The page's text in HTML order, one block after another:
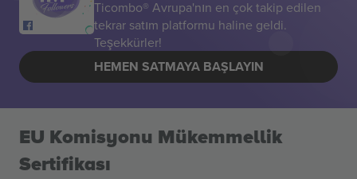
Ticombo® Avrupa'nın en çok takip edilen
tekrar satım platformu haline geldi.
Teşekkürler!
HEMEN SATMAYA BAŞLAYIN
EU Komisyonu Mükemmellik
Sertifikası